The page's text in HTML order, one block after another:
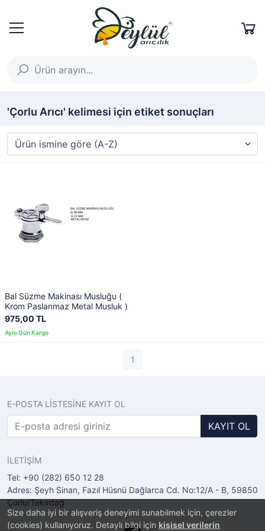
Size daha iyi bir alışveriş deneyimi sunabilmek için, çerezler
(cookies) kullanıyoruz. Detaylı bilgi için kişisel verilerin
'Çorlu Arıcı' kelimesi için etiket sonuçları
Bal Süzme Makinası Musluğu (
Krom Paslanmaz Metal Musluk )
975,00 TL
1
E-POSTA LİSTESİNE KAYIT OL
KAYIT OL
İLETİŞİM
Tel: +90 (282) 650 12 28
Adres: Şeyh Sinan, Fazıl Hüsnü Dağlarca Cd. No:12/A - B, 59850
Çorlu/Tekirdağ